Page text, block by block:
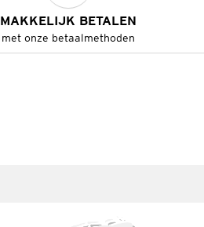
MAKKELIJK BETALEN
met onze betaalmethoden